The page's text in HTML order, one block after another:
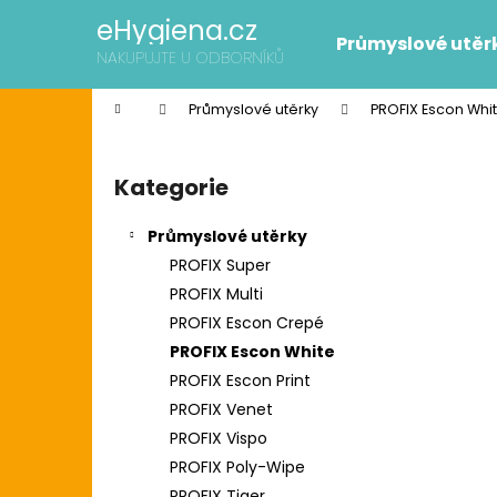
eHygiena.cz
NAKUPUJTE U ODBORNÍKŮ
Průmyslové
Domů Průmyslové utěrky PROFIX Escon
Přeskočit
kategorie
Kategorie
Průmyslové utěrky
PROFIX Super
PROFIX Multi
PROFIX Escon Crepé
PROFIX Escon White
PROFIX Escon Print
PROFIX Venet
PROFIX Vispo
PROFIX Poly-Wipe
í
Zpět
do
Zpět
do
SCOTT SLIMROLL PAPÍROVÉ RUČNÍKY
2 595 Kč
Původně: 2 626 Kč